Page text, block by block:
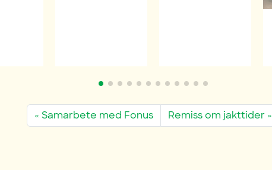
Samarbete med Fonus Remiss om jakttider